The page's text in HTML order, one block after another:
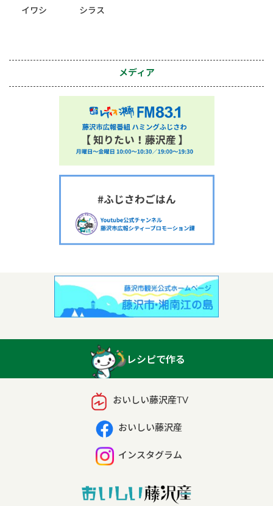
イワシ
シラス
メディア
レシピで作る
おいしい藤沢産TV
おいしい藤沢産
インスタグラム